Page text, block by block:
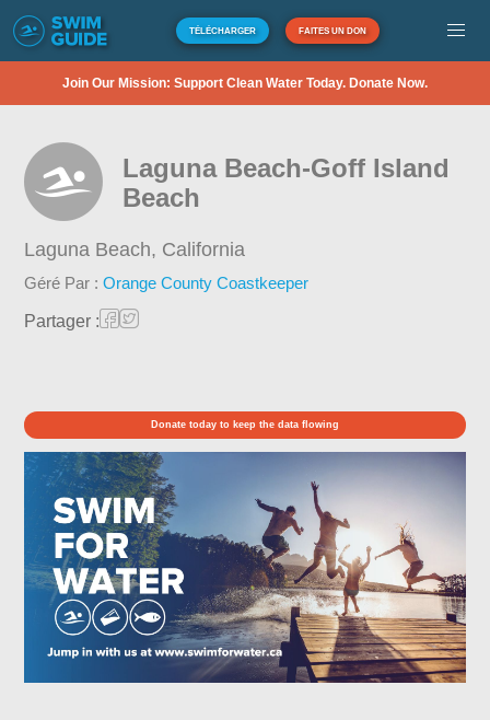
TÉLÉCHARGER FAITES UN DON
Join Our Mission: Support Clean Water Today. Donate Now.
Laguna Beach-Goff Island
Beach
Laguna Beach, California
Géré Par :Orange County Coastkeeper
Partager :
Donate today to keep the data flowing